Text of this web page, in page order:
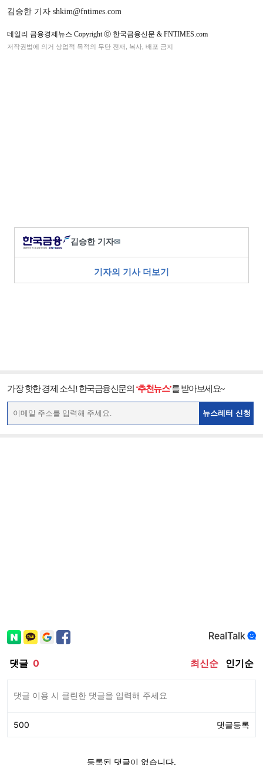
김승한 기자 shkim@fntimes.com
데일리 금융경제뉴스 Copyright ⓒ 한국금융신문 & FNTIMES.com
저작권법에 의거 상업적 목적의 무단 전재, 복사, 배포 금지
김승한 기자✉
기자의 기사 더보기
가장 핫한 경제 소식! 한국금융신문의 ‘추천뉴스’를 받아보세요~
뉴스레터 신청